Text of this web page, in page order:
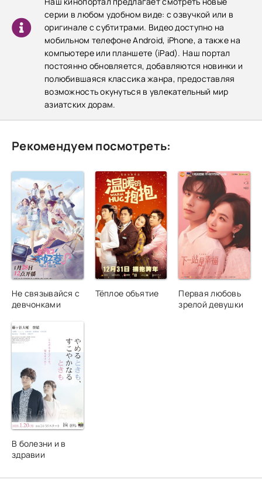
серии в любом удобном виде: с озвучкой или в
оригинале с субтитрами. Видео доступно на
мобильном телефоне Android, iPhone, а также на
компьютере или планшете (iPad). Наш портал
постоянно обновляется, добавляются новинки и
полюбившаяся классика жанра, предоставляя
возможность окунуться в увлекательный мир
азиатских дорам.
Рекомендуем посмотреть:
Не связывайся с
девчонками
Тёплое объятие
Первая любовь
зрелой девушки
В болезни и в
здравии